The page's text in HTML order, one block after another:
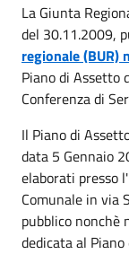
La Giunta
del 30.11.2009,
regionale (BUR)
Piano di Assetto
Conferenza di
Il Piano di
data 5 Gennaio
elaborati presso
Comunale in via
pubblico nonchè
dedicata al